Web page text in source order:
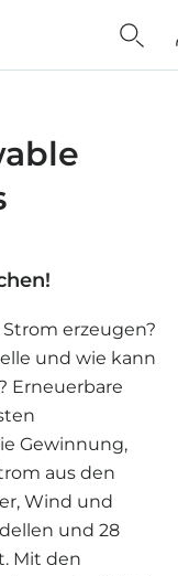
erzeugen?
und wie kann
Erneuerbare
Gewinnung,
aus den
Wind und
und 28
Mit den